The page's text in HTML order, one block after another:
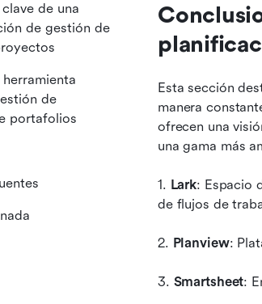
Esta sección
manera
ofrecen una
una gama más
1. Lark: Espacio
de flujos de
2. Planview:
3. Smartsheet:
de una
de gestión de
de
portafolios